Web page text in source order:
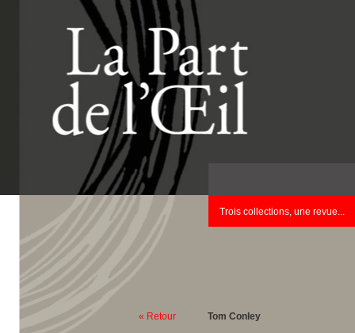
Trois collections, une revue...
« Retour Tom Conley